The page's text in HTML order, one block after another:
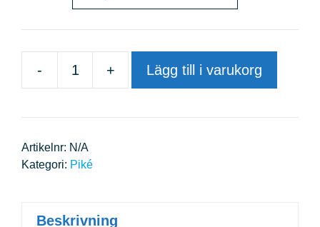
-
AOPA
pikétröja
+ Lägg till i varukorg
Artikelnr: N/A
Kategori: Piké
Beskrivning